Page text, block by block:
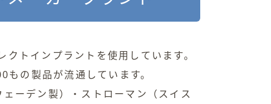
トインプラントを使用しています。
の製品が流通しています。
ーデン製）・ストローマン（スイス